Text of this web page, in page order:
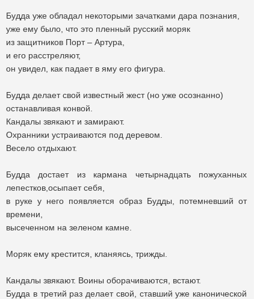
Будда уже обладал некоторыми зачатками дара познания,
уже ему было, что это пленный русский моряк
из защитников Порт – Артура,
и его расстреляют,
он увидел, как падает в яму его фигура.
Будда делает свой известный жест (но уже осознанно)
останавливая конвой.
Кандалы звякают и замирают.
Охранники устраиваются под деревом.
Весело отдыхают.
Будда достает из кармана четырнадцать пожуханных
лепестков,осыпает себя,
в руке у него появляется образ Будды, потемневший от
времени,
высеченном на зеленом камне.
Моряк ему крестится, кланяясь, трижды.
Кандалы звякают. Воины оборачиваются, встают.
Будда в третий раз делает свой, ставший уже канонической